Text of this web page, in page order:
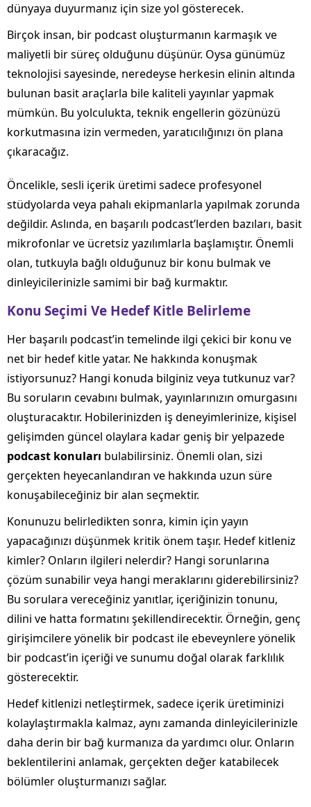
dünyaya duyurmanız için size yol gösterecek.
Birçok insan, bir podcast oluşturmanın karmaşık ve
maliyetli bir süreç olduğunu düşünür. Oysa günümüz
teknolojisi sayesinde, neredeyse herkesin elinin altında
bulunan basit araçlarla bile kaliteli yayınlar yapmak
mümkün. Bu yolculukta, teknik engellerin gözünüzü
korkutmasına izin vermeden, yaratıcılığınızı ön plana
çıkaracağız.
Öncelikle, sesli içerik üretimi sadece profesyonel
stüdyolarda veya pahalı ekipmanlarla yapılmak zorunda
değildir. Aslında, en başarılı podcast’lerden bazıları, basit
mikrofonlar ve ücretsiz yazılımlarla başlamıştır. Önemli
olan, tutkuyla bağlı olduğunuz bir konu bulmak ve
dinleyicilerinizle samimi bir bağ kurmaktır.
Konu Seçimi Ve Hedef Kitle Belirleme
Her başarılı podcast’in temelinde ilgi çekici bir konu ve
net bir hedef kitle yatar. Ne hakkında konuşmak
istiyorsunuz? Hangi konuda bilginiz veya tutkunuz var?
Bu soruların cevabını bulmak, yayınlarınızın omurgasını
oluşturacaktır. Hobilerinizden iş deneyimlerinize, kişisel
gelişimden güncel olaylara kadar geniş bir yelpazede
podcast konuları bulabilirsiniz. Önemli olan, sizi
gerçekten heyecanlandıran ve hakkında uzun süre
konuşabileceğiniz bir alan seçmektir.
Konunuzu belirledikten sonra, kimin için yayın
yapacağınızı düşünmek kritik önem taşır. Hedef kitleniz
kimler? Onların ilgileri nelerdir? Hangi sorunlarına
çözüm sunabilir veya hangi meraklarını giderebilirsiniz?
Bu sorulara vereceğiniz yanıtlar, içeriğinizin tonunu,
dilini ve hatta formatını şekillendirecektir. Örneğin, genç
girişimcilere yönelik bir podcast ile ebeveynlere yönelik
bir podcast’in içeriği ve sunumu doğal olarak farklılık
gösterecektir.
Hedef kitlenizi netleştirmek, sadece içerik üretiminizi
kolaylaştırmakla kalmaz, aynı zamanda dinleyicilerinizle
daha derin bir bağ kurmanıza da yardımcı olur. Onların
beklentilerini anlamak, gerçekten değer katabilecek
bölümler oluşturmanızı sağlar.